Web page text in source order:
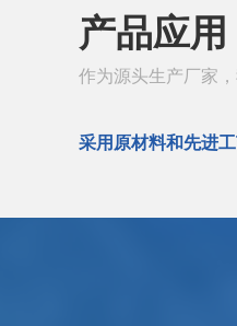
产品应用
作为源头生产厂家
采用原材料和先进